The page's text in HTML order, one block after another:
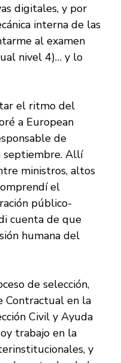
digitales, y por
interna de las
al examen
nivel 4)… y lo
el ritmo del
a European
de
septiembre. Allí
ministros, altos
el
público-
cuenta de que
humana del
de selección,
Contractual en la
Civil y Ayuda
trabajo en la
y